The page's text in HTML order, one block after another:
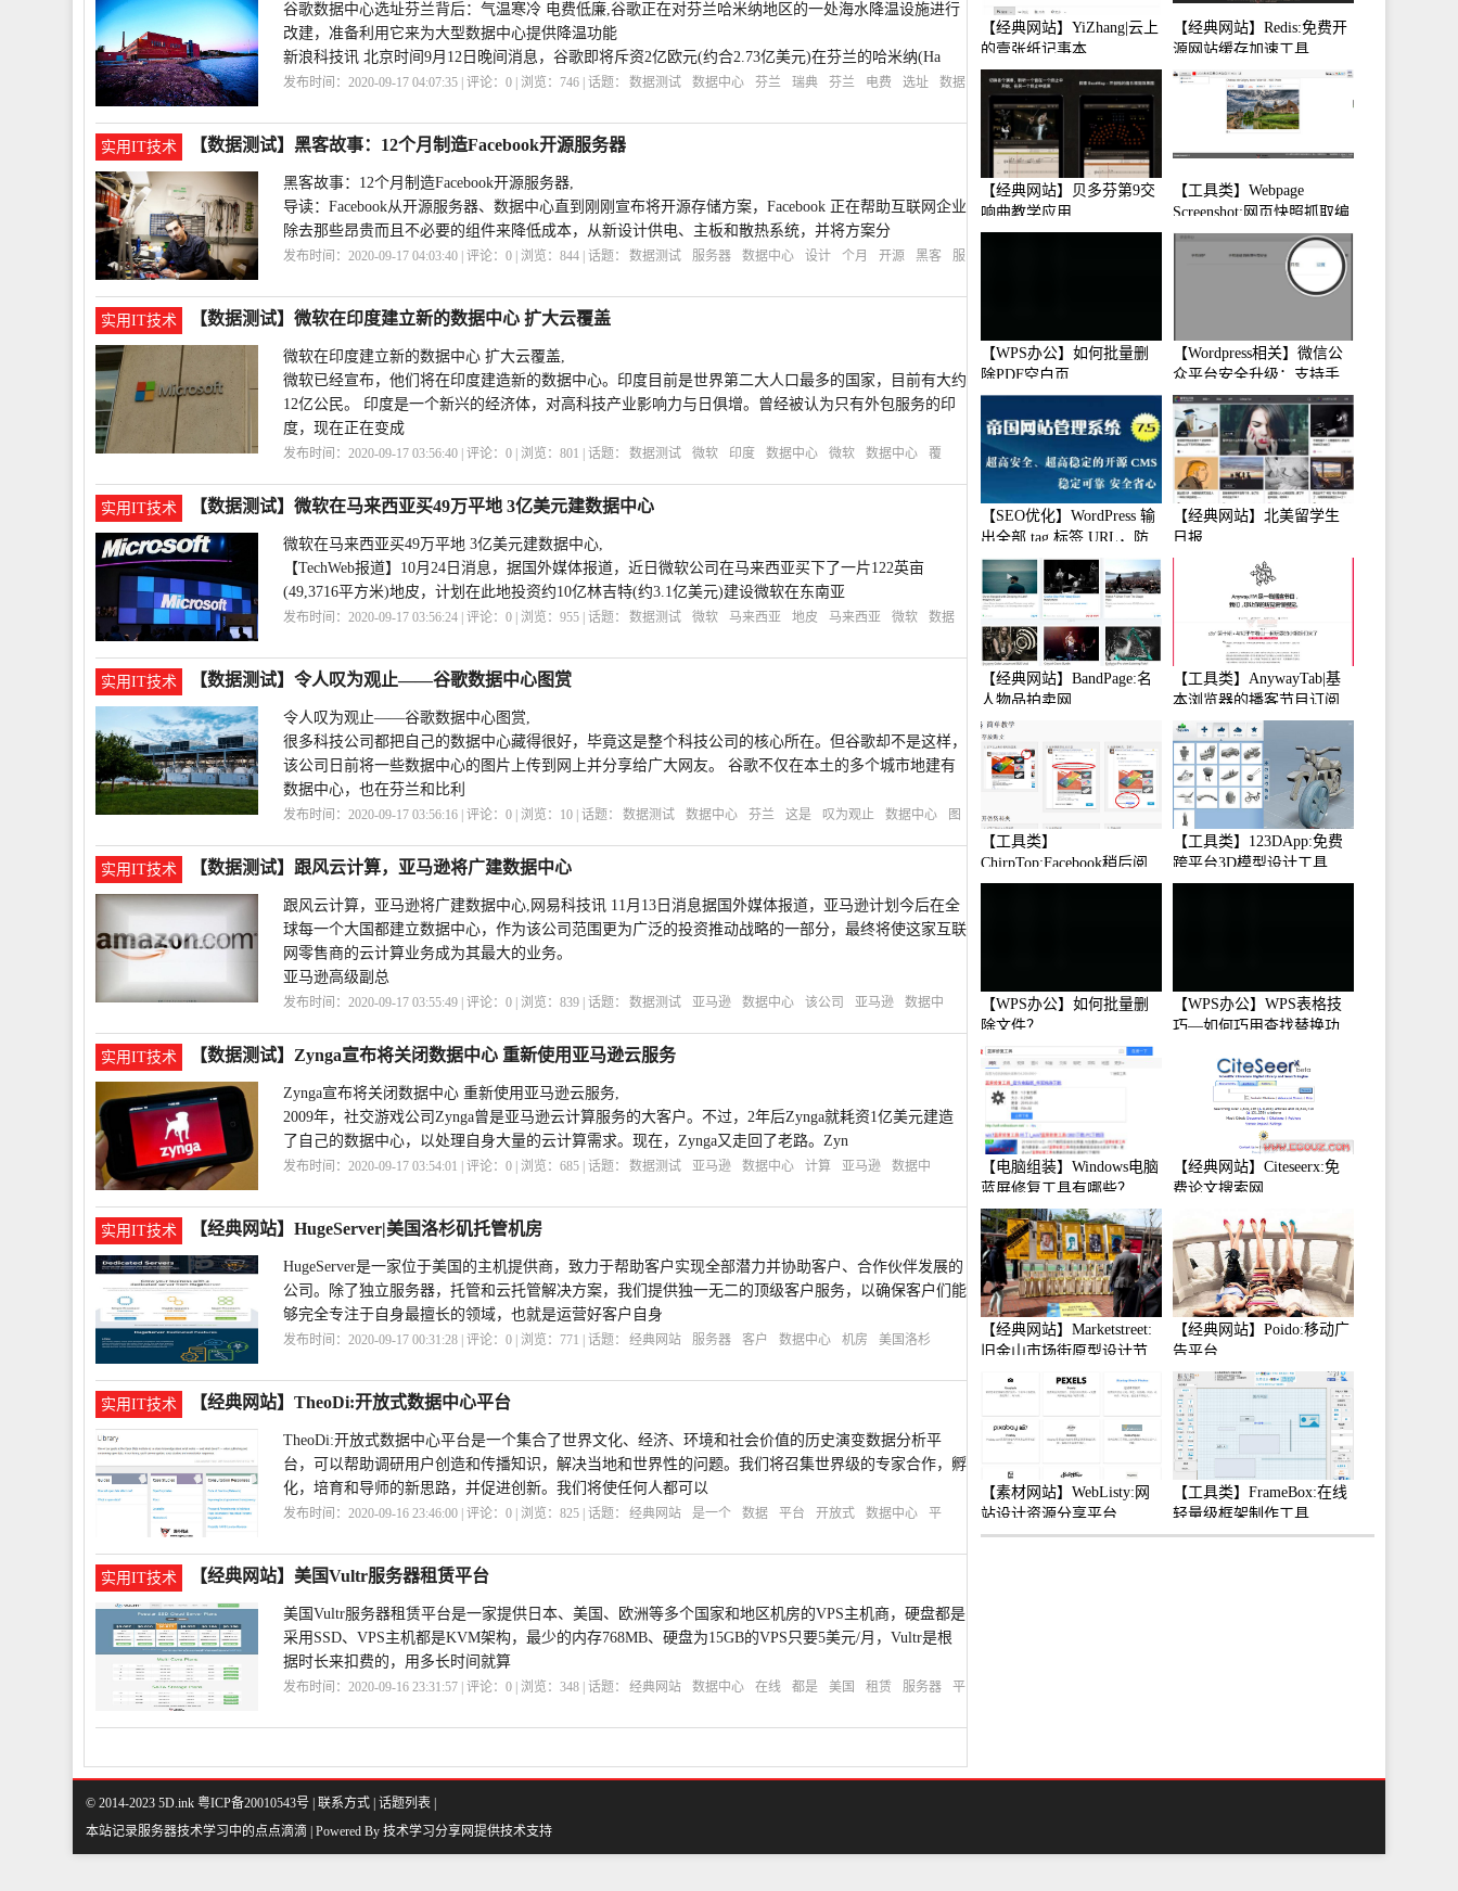
谷歌数据中心选址芬兰背后：气温寒冷 电费低廉,谷歌正在对芬兰哈米纳地区的一处海水降温设施进行
改建，准备利用它来为大型数据中心提供降温功能
新浪科技讯 北京时间9月12日晚间消息，谷歌即将斥资2亿欧元(约合2.73亿美元)在芬兰的哈米纳(Ha
发布时间：2020-09-17 04:07:35 | 评论：0 | 浏览： 746 | 话题： 数据测试 数据中心 芬兰 瑞典 芬兰 电费 选址
数据
实用IT技术 【数据测试】黑客故事：12个月制造Facebook开源服务器
黑客故事：12个月制造Facebook开源服务器,
导读：Facebook从开源服务器、数据中心直到刚刚宣布将开源存储方案，Facebook 正在帮助互联网企业
除去那些昂贵而且不必要的组件来降低成本，从新设计供电、主板和散热系统，并将方案分
发布时间：2020-09-17 04:03:40 | 评论：0 | 浏览：844 | 话题： 数据测试 服务器 数据中心 设计 个月 开源 黑客
服
实用IT技术 【数据测试】微软在印度建立新的数据中心 扩大云覆盖
微软在印度建立新的数据中心 扩大云覆盖,
微软已经宣布，他们将在印度建造新的数据中心。印度目前是世界第二大人口最多的国家，目前有大约
12亿公民。 印度是一个新兴的经济体，对高科技产业影响力与日俱增。曾经被认为只有外包服务的印
度，现在正在变成
发布时间：2020-09-17 03:56:40 | 评论：0 | 浏览：801 | 话题： 数据测试 微软 印度 数据中心 微软 数据中心
覆
盖
建立 在印度
实用IT技术 【数据测试】微软在马来西亚买49万平地 3亿美元建数据中心
微软在马来西亚买49万平地 3亿美元建数据中心,
【TechWeb报道】10月24日消息，据国外媒体报道，近日微软公司在马来西亚买下了一片122英亩
(49,3716平方米)地皮，计划在此地投资约10亿林吉特(约3.1亿美元)建设微软在东南亚
发布时间：2020-09-17 03:56:24 | 评论：0 | 浏览：955 | 话题： 数据测试 微软 马来西亚 地皮 马来西亚 微软
数据
实用IT技术 【数据测试】令人叹为观止——谷歌数据中心图赏
令人叹为观止——谷歌数据中心图赏,
很多科技公司都把自己的数据中心藏得很好，毕竟这是整个科技公司的核心所在。但谷歌却不是这样，
该公司日前将一些数据中心的图片上传到网上并分享给广大网友。 谷歌不仅在本土的多个城市地建有
数据中心，也在芬兰和比利
发布时间：2020-09-17 03:56:16 | 评论：0 | 浏览： 10 | 话题： 数据测试 数据中心 芬兰 这是 叹为观止 数据中心
图
赏
令人
实用IT技术 【数据测试】跟风云计算，亚马逊将广建数据中心
跟风云计算，亚马逊将广建数据中心,网易科技讯 11月13日消息据国外媒体报道，亚马逊计划今后在全
球每一个大国都建立数据中心，作为该公司范围更为广泛的投资推动战略的一部分，最终将使这家互联
网零售商的云计算业务成为其最大的业务。
亚马逊高级副总
发布时间：2020-09-17 03:55:49 | 评论：0 | 浏览：839 | 话题： 数据测试 亚马逊 数据中心 该公司 亚马逊
数据中
心
风云 计算 将广建
实用IT技术 【数据测试】Zynga宣布将关闭数据中心 重新使用亚马逊云服务
Zynga宣布将关闭数据中心 重新使用亚马逊云服务,
2009年，社交游戏公司Zynga曾是亚马逊云计算服务的大客户。不过，2年后Zynga就耗资1亿美元建造
了自己的数据中心，以处理自身大量的云计算需求。现在，Zynga又走回了老路。Zyn
发布时间：2020-09-17 03:54:01 | 评论：0 | 浏览：685 | 话题： 数据测试 亚马逊 数据中心 计算 亚马逊
数据中
实用IT技术 【经典网站】HugeServer|美国洛杉矶托管机房
HugeServer是一家位于美国的主机提供商，致力于帮助客户实现全部潜力并协助客户、合作伙伴发展的
公司。除了独立服务器，托管和云托管解决方案，我们提供独一无二的顶级客户服务，以确保客户们能
够完全专注于自身最擅长的领域，也就是运营好客户自身
发布时间：2020-09-17 00:31:28 | 评论：0 | 浏览： 771 | 话题： 经典网站 服务器 客户 数据中心 机房
美国洛杉
实用IT技术 【经典网站】TheoDi:开放式数据中心平台
TheoDi:开放式数据中心平台是一个集合了世界文化、经济、环境和社会价值的历史演变数据分析平
台，可以帮助调研用户创造和传播知识，解决当地和世界性的问题。我们将召集世界级的专家合作，孵
化，培育和导师的新思路，并促进创新。我们将使任何人都可以
发布时间：2020-09-16 23:46:00 | 评论：0 | 浏览：825 | 话题： 经典网站 是一个 数据 平台 开放式 数据中心
平
实用IT技术 【经典网站】美国Vultr服务器租赁平台
美国Vultr服务器租赁平台是一家提供日本、美国、欧洲等多个国家和地区机房的VPS主机商，硬盘都是
采用SSD、VPS主机都是KVM架构，最少的内存768MB、硬盘为15GB的VPS只要5美元/月，Vultr是根
据时长来扣费的，用多长时间就算
发布时间：2020-09-16 23:31:57 | 评论：0 | 浏览：348 | 话题： 经典网站 数据中心 在线 都是 美国 租赁 服务器
平
【经典网站】YiZhang|云上
的壹张纸记事本
【经典网站】Redis:免费开
源网站缓存加速工具
【经典网站】贝多芬第9交
响曲教学应用
【工具类】Webpage
Screenshot:网页快照抓取编
辑工具
【WPS办公】如何批量删
除PDF空白页
【Wordpress相关】微信公
众平台安全升级：支持手
机保护
【SEO优化】WordPress 输
出全部 tag 标签 URL，防
止中文转码
【经典网站】北美留学生
日报
【经典网站】BandPage:名
人物品拍卖网
【工具类】AnywayTab|基
本浏览器的播客节目订阅
【工具类】
ChirpTop:Facebook稍后阅
读工具
【工具类】123DApp:免费
跨平台3D模型设计工具
【WPS办公】如何批量删
除文件？
【WPS办公】WPS表格技
巧—如何巧用查找替换功
【电脑组装】Windows电脑
蓝屏修复工具有哪些？
【经典网站】Citeseerx:免
费论文搜索网
【经典网站】Marketstreet:
旧金山市场街原型设计节
【经典网站】Poido:移动广
告平台
【素材网站】WebListy:网
站设计资源分享平台
【工具类】FrameBox:在线
轻量级框架制作工具
© 2014-2023 5D.ink 粤ICP备20010543号 联系方式 话题列表
本站记录服务器技术学习中的点点滴滴 | Powered By 技术学习分享网提供技术支持